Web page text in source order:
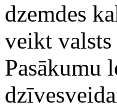
dzemdes
veikt valsts
Pasākumu